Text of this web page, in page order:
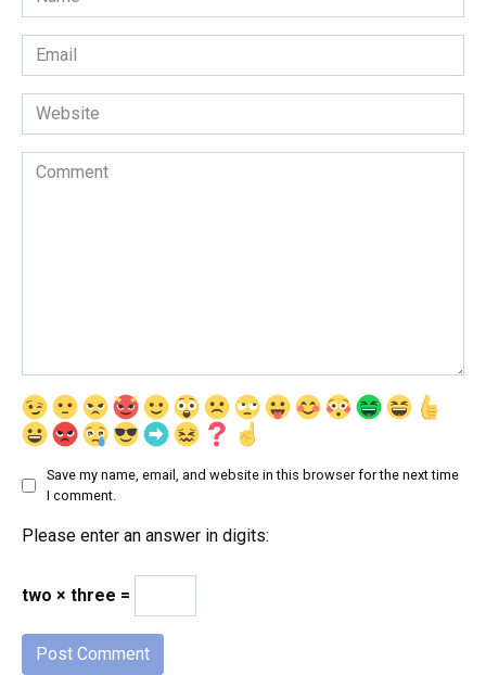
*
Email
*
Website
Comment
Save my name, email, and website in this browser for the next time
I comment.
Please enter an answer in digits:
two × three =